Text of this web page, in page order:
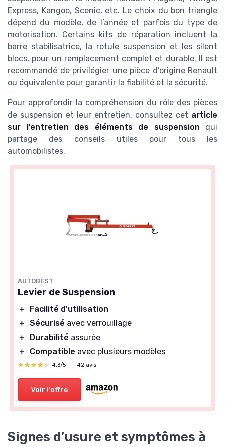
Express, Kangoo, Scenic, etc. Le choix du bon triangle
dépend du modèle, de l’année et parfois du type de
motorisation. Certains kits de réparation incluent la
barre stabilisatrice, la rotule suspension et les silent
blocs, pour un remplacement complet et durable. Il est
recommandé de privilégier une pièce d’origine Renault
ou équivalente pour garantir la fiabilité et la sécurité.
Pour approfondir la compréhension du rôle des pièces
de suspension et leur entretien, consultez cet article
sur l’entretien des éléments de suspension qui
partage des conseils utiles pour tous les
automobilistes.
AUTOBEST
Levier de Suspension
＋
Facilité d'utilisation
＋ Sécurisé avec verrouillage
＋
Durabilité assurée
＋
Compatible avec plusieurs modèles
★★★★★
★★★★★ 4,3/5 — 42 avis
Voir l'offre
Signes d’usure et symptômes à